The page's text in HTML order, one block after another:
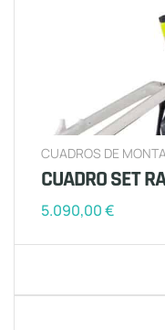
CUADROS DE
CUADRO SET
5.090,00€